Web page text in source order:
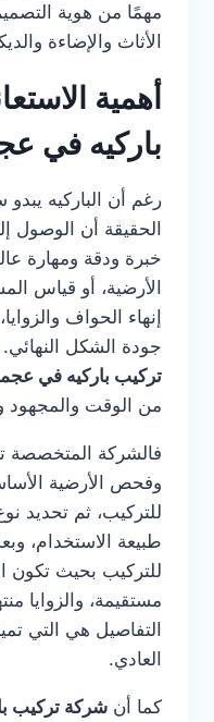
مهمًا من هوية
الأثاث والإضاءة
أهمية
باركيه في
رغم أن الباركيه
الحقيقة أن الوصول
خبرة ودقة ومهارة
الأرضية، أو قياس
إنهاء الحواف
جودة الشكل النهائي.
تركيب باركيه في
من الوقت والمجهود
فالشركة المتخصصة
وفحص الأرضية
للتركيب، ثم تحديد
طبيعة الاستخدام،
للتركيب بحيث تكون
مستقيمة، والزوايا
التفاصيل هي التي
العادي.
كما أن شركة تركيب